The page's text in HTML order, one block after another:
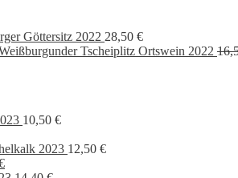
Göttersitz 2022 28,50 €
Tscheiplitz Ortswein 2022
10,50 €
2023 12,50 €
Aktueller